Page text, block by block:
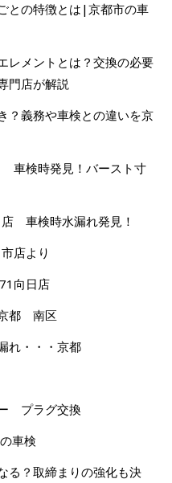
との特徴とは|京都市の車
レメントとは？交換の必要
門店が解説
？義務や車検との違いを京
車検時発見！バースト寸
車検時水漏れ発見！
店より
向日店
都 南区
・・・京都
プラグ交換
の車検
る？取締まりの強化も決